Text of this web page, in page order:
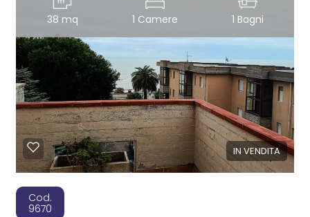
38 mq 1 Camere 1 Bagni
IN VENDITA
Cod.
9670